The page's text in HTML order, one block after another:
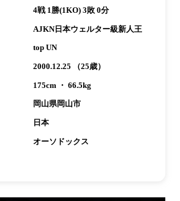
4戦 1勝(1KO) 3敗 0分
AJKN日本ウェルター級新人王
top UN
2000.12.25 （25歳）
175cm ・ 66.5kg
岡山県岡山市
日本
オーソドックス